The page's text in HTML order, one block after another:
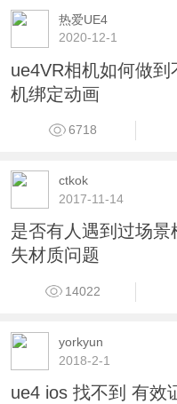
热爱UE4
2020-12-1
ue4VR相机如何做
机绑定动画
6718
ctkok
2017-11-14
是否有人遇到过场
失材质问题
14022
yorkyun
2018-2-1
ue4 ios 找不到 有效